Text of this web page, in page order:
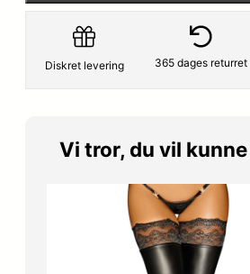
r
i
a
r
:
9
Diskret levering 365 dages returret
Vi tror, du vil